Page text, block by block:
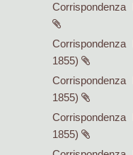
Corrispondenza
Corrispondenza
1855)
Corrispondenza
1855)
Corrispondenza
1855)